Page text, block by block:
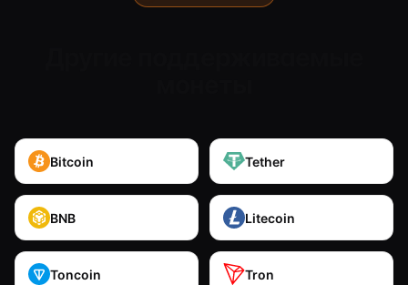
Bitcoin Tether
BNB Litecoin
Toncoin Tron